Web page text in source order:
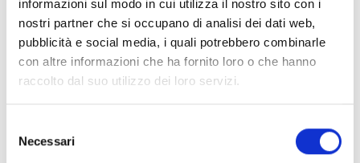
informazioni sul modo in cui utilizza il nostro sito con i
nostri partner che si occupano di analisi dei dati web,
pubblicità e social media, i quali potrebbero combinarle
con altre informazioni che ha fornito loro o che hanno
raccolto dal suo utilizzo dei loro servizi.
delNecessari
ART:0022192QUANTITÀ MINIMA:1PZ
Punto Fisso Tipo B cG 219.1mm
Per visualizzare i prezzi e acquistare, devi
DIVENTA CLIENTE